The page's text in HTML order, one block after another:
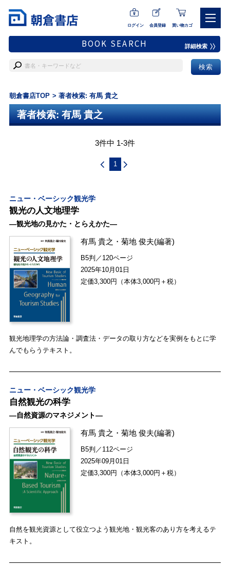
ログイン 会員登録 買い物カゴ
BOOK SEARCH 詳細検索
朝倉書店TOP 著者検索: 有馬 貴之
著者検索: 有馬 貴之
3件中 1-3件
1
ニュー・ベーシック観光学
観光の人文地理学
―観光地の見かた・とらえかた―
有馬 貴之 ・菊地 俊夫(編著)
B5判／120ページ
2025年10月01日
定価3,300円（本体3,000円＋税）
観光地理学の方法論・調査法・データの取り方などを実例をもとに学
んでもらうテキスト。
ニュー・ベーシック観光学
自然観光の科学
―自然資源のマネジメント―
有馬 貴之 ・菊地 俊夫(編著)
B5判／112ページ
2025年09月01日
定価3,300円（本体3,000円＋税）
自然を観光資源として役立つよう観光地・観光客のあり方を考えるテ
キスト。